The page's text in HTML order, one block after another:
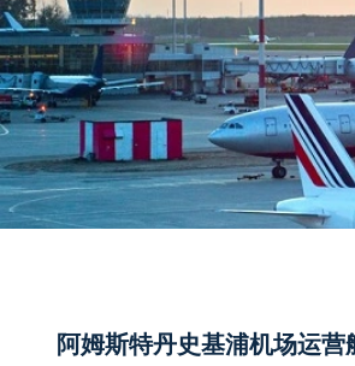
阿姆斯特丹史基浦机场运营